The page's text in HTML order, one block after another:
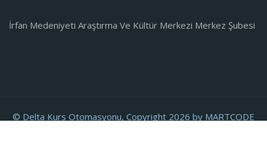
İrfan Medeniyeti Araştırma Ve Kültür Merkezi Merkez Şubesi
© Delta Kurs Otomasyonu, Copyright 2026 by MARTCODE